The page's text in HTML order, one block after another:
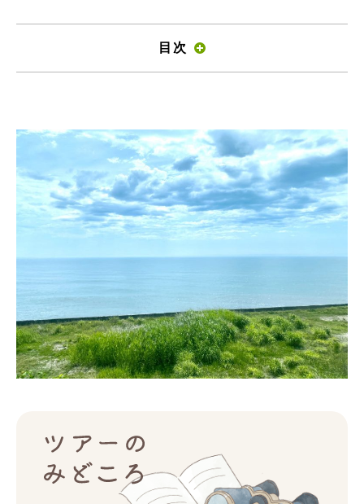
FOOD CAMP
ツアー一覧
参加の流れ
メール会員登録
お問合せ
BEST TABLE
ベストテーブル
トップ
ご予約
CATERING
ケータリング
目次